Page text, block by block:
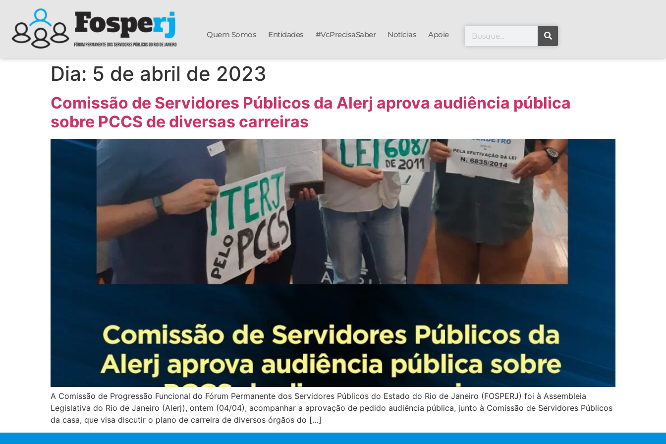
Quem Somos Entidades #VcPrecisaSaber Notícias Apoie
Dia: 5 de abril de 2023
Comissão de Servidores Públicos da Alerj aprova audiência pública
sobre PCCS de diversas carreiras
A Comissão de Progressão Funcional do Fórum Permanente dos Servidores Públicos do Estado do Rio de Janeiro (FOSPERJ) foi à Assembleia
Legislativa do Rio de Janeiro (Alerj), ontem (04/04), acompanhar a aprovação de pedido audiência pública, junto à Comissão de Servidores Públicos
da casa, que visa discutir o plano de carreira de diversos órgãos do […]